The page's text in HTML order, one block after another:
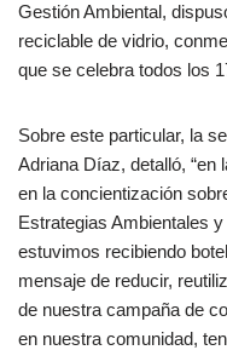
Gestión Ambiental,
reciclable de vidrio,
que se celebra todos los
Sobre este particular, la
Adriana Díaz, detalló, “en
en la concientización
Estrategias Ambientales
estuvimos recibiendo
mensaje de reducir,
de nuestra campaña de
en nuestra comunidad,